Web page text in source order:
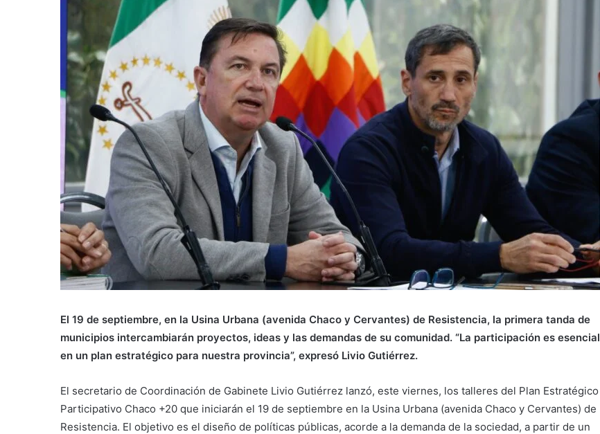
El 19 de septiembre, en la Usina Urbana (avenida Chaco y Cervantes) de Resistencia, la primera tanda de
municipios intercambiarán proyectos, ideas y las demandas de su comunidad. “La participación es esencial
en un plan estratégico para nuestra provincia”, expresó Livio Gutiérrez.
El secretario de Coordinación de Gabinete Livio Gutiérrez lanzó, este viernes, los talleres del Plan Estratégico
Participativo Chaco +20 que iniciarán el 19 de septiembre en la Usina Urbana (avenida Chaco y Cervantes) de
Resistencia. El objetivo es el diseño de políticas públicas, acorde a la demanda de la sociedad, a partir de un